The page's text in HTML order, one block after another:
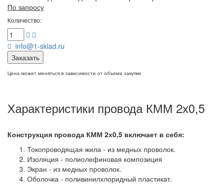
По запросу
Количество:
info@1-sklad.ru
Заказать
Цена может меняться в зависимости от объема закупки
Характеристики провода КММ 2х0,5
Конструкция провода КММ 2х0,5 включает в себя:
Токопроводящая жила - из медных проволок.
Изоляция - полиолефиновая композиция
Экран - из медных проволок.
Оболочка - поливинилхлоридный пластикат.